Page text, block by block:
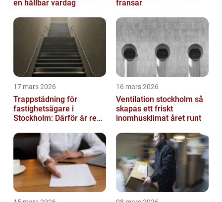
en hållbar vardag
fransar
17 mars 2026
Trappstädning för
fastighetsägare i
Stockholm: Därför är rena
investering
16 mars 2026
Ventilation stockholm så
skapas ett friskt
inomhusklimat året runt